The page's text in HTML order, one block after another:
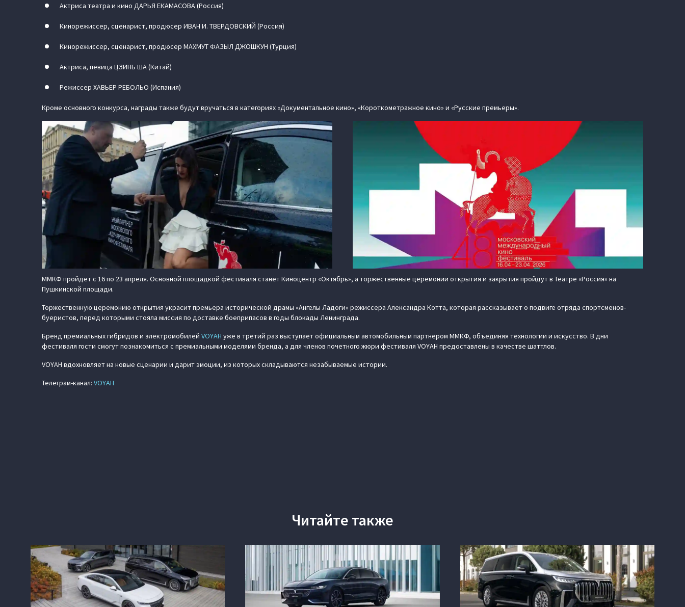
Актриса театра и кино ДАРЬЯ ЕКАМАСОВА (Россия)
Кинорежиссер, сценарист, продюсер ИВАН И. ТВЕРДОВСКИЙ (Россия)
Кинорежиссер, сценарист, продюсер МАХМУТ ФАЗЫЛ ДЖОШКУН (Турция)
Актриса, певица ЦЗИНЬ ША (Китай)
Режиссер ХАВЬЕР РЕБОЛЬО (Испания)
Кроме основного конкурса, награды также будут вручаться в категориях «Документальное кино», «Короткометражное кино» и «Русские премьеры».
ММКФ пройдет с 16 по 23 апреля. Основной площадкой фестиваля станет Киноцентр «Октябрь», а торжественные церемонии открытия и закрытия пройдут в Театре «Россия» на
Пушкинской площади.
Торжественную церемонию открытия украсит премьера исторической драмы «Ангелы Ладоги» режиссера Александра Котта, которая рассказывает о подвиге отряда спортсменов-
буеристов, перед которыми стояла миссия по доставке боеприпасов в годы блокады Ленинграда.
Бренд премиальных гибридов и электромобилей VOYAH уже в третий раз выступает официальным автомобильным партнером ММКФ, объединяя технологии и искусство. В дни
фестиваля гости смогут познакомиться с премиальными моделями бренда, а для членов почетного жюри фестиваля VOYAH предоставлены в качестве шаттлов.
VOYAH вдохновляет на новые сценарии и дарит эмоции, из которых складываются незабываемые истории.
Телеграм-канал: VOYAH
Читайте также